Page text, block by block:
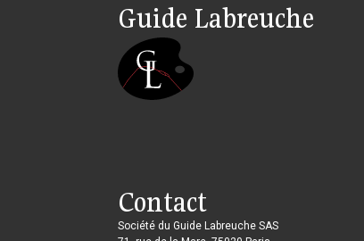
Guide Labreuche
Contact
Société du Guide Labreuche SAS